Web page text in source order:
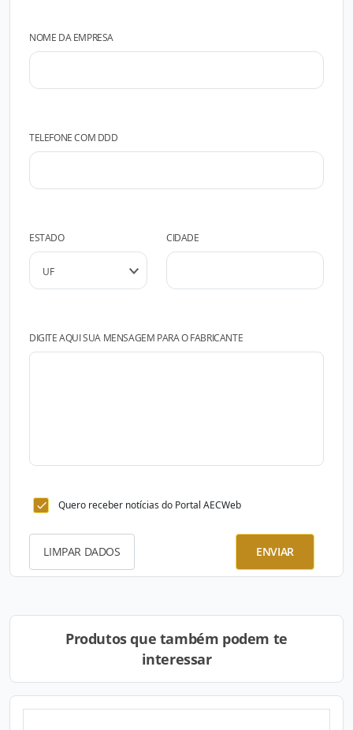
NOME DA EMPRESA
TELEFONE COM DDD
ESTADO CIDADE
DIGITE AQUI SUA MENSAGEM PARA O FABRICANTE
Quero receber notícias do Portal AECWeb
LIMPAR DADOS ENVIAR
Produtos que também podem te
interessar